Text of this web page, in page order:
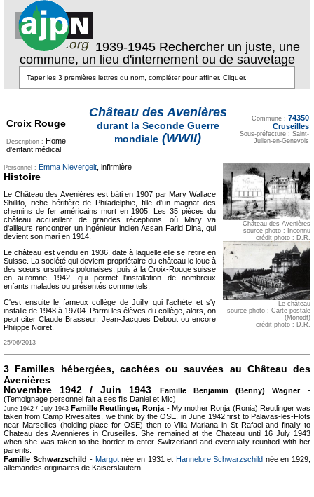
1939-1945 Rechercher un juste, une
commune, un lieu d'internement ou de sauvetage
Croix Rouge
Description : Home
d'enfant médical
Château des Avenières
durant la Seconde Guerre
mondiale (WWII)
Commune : 74350
Cruseilles
Sous-préfecture : Saint-
Julien-en-Genevois
Château des Avenières
source photo : Inconnu
crédit photo : D.R.
Le château
source photo : Carte postale
(Monodf)
crédit photo : D.R.
Personnel : Emma Nievergelt , infirmière
Histoire
Le Château des Avenières est bâti en 1907 par Mary Wallace
Shillito, riche héritière de Philadelphie, fille d'un magnat des
chemins de fer américains mort en 1905. Les 35 pièces du
château accueillent de grandes réceptions, où Mary va
d'ailleurs rencontrer un ingénieur indien Assan Farid Dina, qui
devient son mari en 1914.
Le château est vendu en 1936, date à laquelle elle se retire en
Suisse. La société qui devient propriétaire du château le loue à
des sœurs ursulines polonaises, puis à la Croix-Rouge suisse
en automne 1942, qui permet l'installation de nombreux
enfants malades ou présentés comme tels.
C'est ensuite le fameux collège de Juilly qui l'achète et s'y
installe de 1948 à 19704. Parmi les élèves du collège, alors, on
peut citer Claude Brasseur, Jean-Jacques Debout ou encore
Philippe Noiret.
25/06/2013
3 Familles hébergées, cachées ou sauvées au Château des
Avenières
Novembre 1942 / Juin 1943 Famille Benjamin (Benny) Wagner
-
(Temoignage personnel fait a ses fils Daniel et Mic)
June 1942 / July 1943 Famille Reutlinger, Ronja - My mother Ronja (Ronia) Reutlinger was
taken from Camp Rivesaltes, we think by the OSE, in June 1942 first to Palavas-les-Flots
near Marseilles (holding place for OSE) then to Villa Mariana in St Rafael and finally to
Chateau des Avennieres in Cruseilles. She remained at the Chateau until 16 July 1943
when she was taken to the border to enter Switzerland and eventually reunited with her
parents.
Famille Schwarzschild - Margotnée en 1931 et Hannelore Schwarzschild née en 1929,
allemandes originaires de Kaiserslautern.